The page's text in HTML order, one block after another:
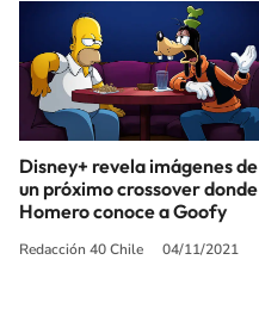
Disney+ revela imágenes de
un próximo crossover donde
Homero conoce a Goofy
Redacción 40 Chile 04/11/2021